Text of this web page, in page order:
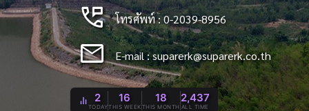
perm_phone_msg โทรศัพท์ : 0-2039-8956
mail E-mail :suparerk@suparerk.co.th
2
TODAY
16
THIS WEEK
18
THIS MONTH
2,437
ALL TIME